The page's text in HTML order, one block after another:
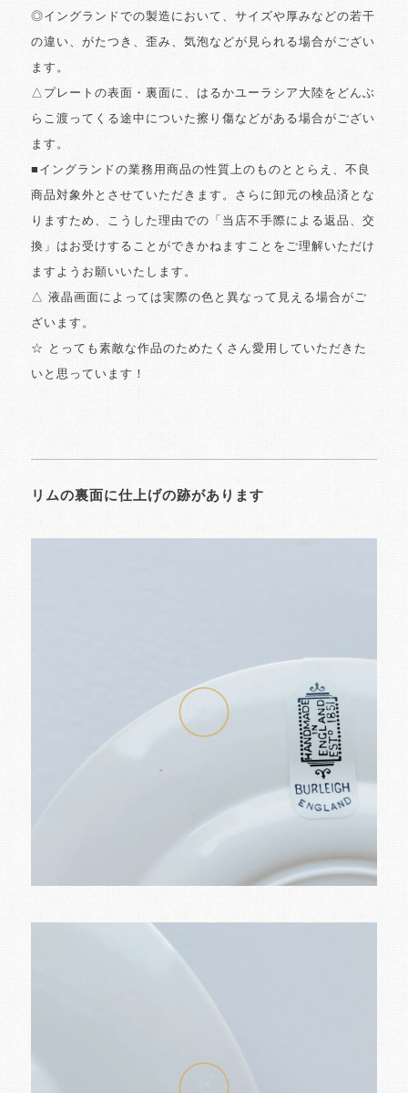
◎イングランドでの製造において、サイズや厚みなどの若干
の違い、がたつき、歪み、気泡などが見られる場合がござい
ます。
△プレートの表面・裏面に、はるかユーラシア大陸をどんぶ
らこ渡ってくる途中についた擦り傷などがある場合がござい
ます。
■イングランドの業務用商品の性質上のものととらえ、不良
商品対象外とさせていただきます。さらに卸元の検品済とな
りますため、こうした理由での「当店不手際による返品、交
換」はお受けすることができかねますことをご理解いただけ
ますようお願いいたします。
△ 液晶画面によっては実際の色と異なって見える場合がご
ざいます。
☆ とっても素敵な作品のためたくさん愛用していただきた
いと思っています！
リムの裏面に仕上げの跡があります